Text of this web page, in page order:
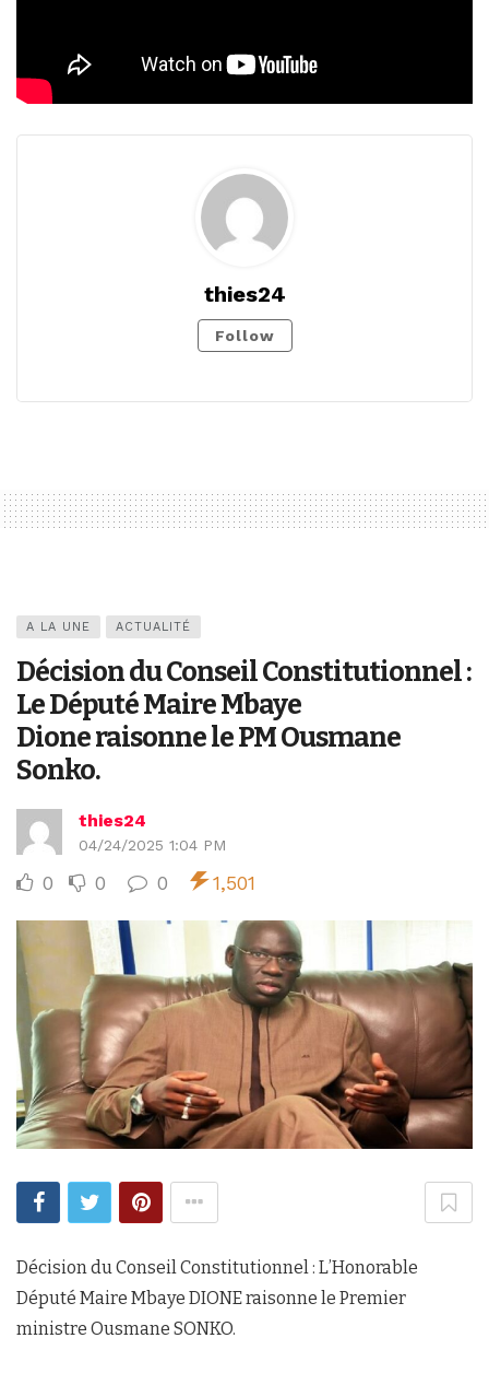
thies24
Follow
A LA UNE ACTUALITÉ
Décision du Conseil Constitutionnel :
Le Député Maire Mbaye
Dione raisonne le PM Ousmane
Sonko.
thies24
04/24/2025 1:04 PM
0 0 0 1,501
Décision du Conseil Constitutionnel : L’Honorable
Député Maire Mbaye DIONE raisonne le Premier
ministre Ousmane SONKO.